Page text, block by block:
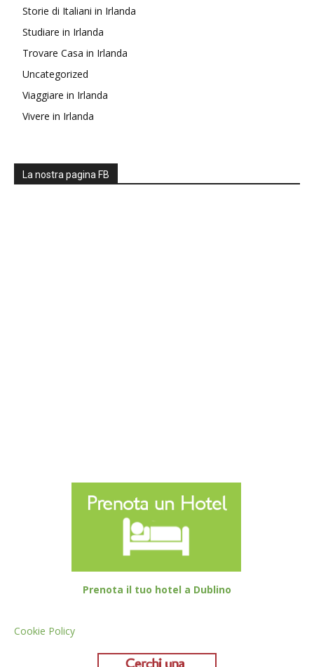
Storie di Italiani in Irlanda
Studiare in Irlanda
Trovare Casa in Irlanda
Uncategorized
Viaggiare in Irlanda
Vivere in Irlanda
La nostra pagina FB
Prenota il tuo hotel a Dublino
Cookie Policy